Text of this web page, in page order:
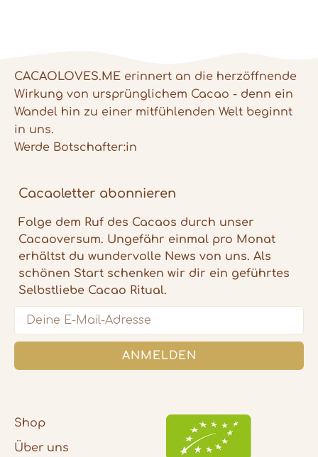
Carmen
Verifizierter Kunde
Der Cacao ist sehr gutes Produkt und
CACAOLOVES.ME erinnert an die herzöffnende
Wirkung von ursprünglichem Cacao - denn ein
Wandel hin zu einer mitfühlenden Welt beginnt
in uns.
Werde Botschafter:in
Cacaoletter abonnieren
Folge dem Ruf des Cacaos durch unser
Cacaoversum. Ungefähr einmal pro Monat
erhältst du wundervolle News von uns. Als
schönen Start schenken wir dir ein geführtes
Selbstliebe Cacao Ritual.
Email
ANMELDEN
Shop
Über uns